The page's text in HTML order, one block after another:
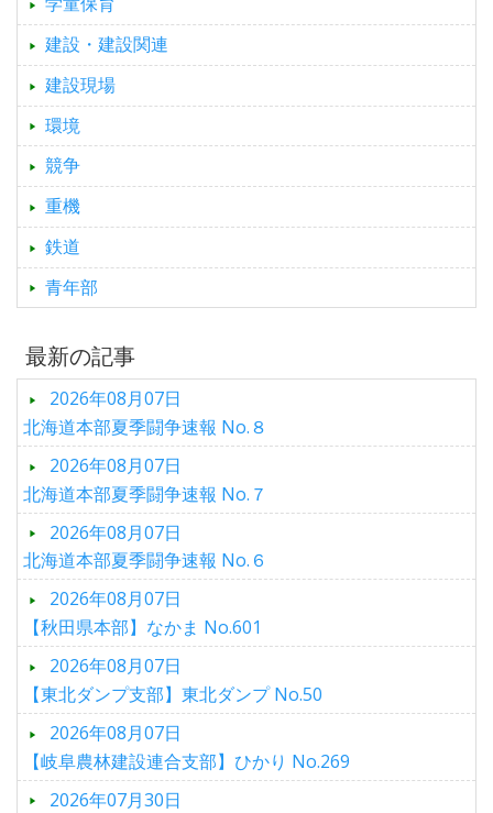
建設・建設関連
建設現場
環境
競争
重機
鉄道
青年部
最新の記事
2026年08月07日
北海道本部夏季闘争速報 No.８
2026年08月07日
北海道本部夏季闘争速報 No.７
2026年08月07日
北海道本部夏季闘争速報 No.６
2026年08月07日
【秋田県本部】なかま No.601
2026年08月07日
【東北ダンプ支部】東北ダンプ No.50
2026年08月07日
【岐阜農林建設連合支部】ひかり No.269
2026年07月30日